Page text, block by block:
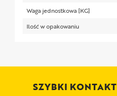
Waga jednostkowa [KG]
Ilość w opakowaniu
SZYBKI KONTAKT